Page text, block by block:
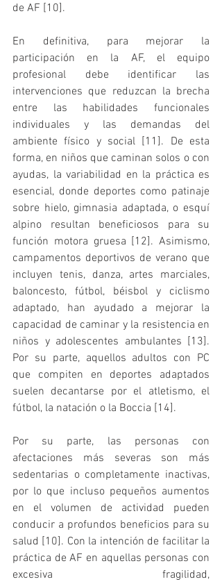
de AF [10].
En definitiva, para mejorar la
participación en la AF, el equipo
profesional debe identificar las
intervenciones que reduzcan la brecha
entre las habilidades funcionales
individuales y las demandas del
ambiente físico y social [11]. De esta
forma, en niños que caminan solos o con
ayudas, la variabilidad en la práctica es
esencial, donde deportes como patinaje
sobre hielo, gimnasia adaptada, o esquí
alpino resultan beneficiosos para su
función motora gruesa [12]. Asimismo,
campamentos deportivos de verano que
incluyen tenis, danza, artes marciales,
baloncesto, fútbol, béisbol y ciclismo
adaptado, han ayudado a mejorar la
capacidad de caminar y la resistencia en
niños y adolescentes ambulantes [13].
Por su parte, aquellos adultos con PC
que compiten en deportes adaptados
suelen decantarse por el atletismo, el
fútbol, la natación o la Boccia [14].
Por su parte, las personas con
afectaciones más severas son más
sedentarias o completamente inactivas,
por lo que incluso pequeños aumentos
en el volumen de actividad pueden
conducir a profundos beneficios para su
salud [10]. Con la intención de facilitar la
práctica de AF en aquellas personas con
excesiva fragilidad,